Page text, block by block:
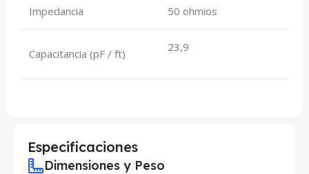
Impedancia 50 ohmios
Capacitancia (pF / ft) 23,9
Especificaciones
Dimensiones y Peso